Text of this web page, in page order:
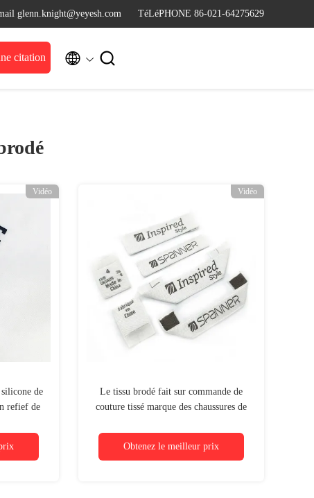
glenn.knight@yeyesh.com TéLéPHONE 86-021-64275629
citation  
Vidéo
de
refief de
Vidéo
Le tissu brodé fait sur commande de
couture tissé marque des chaussures de
Obtenez le meilleur prix